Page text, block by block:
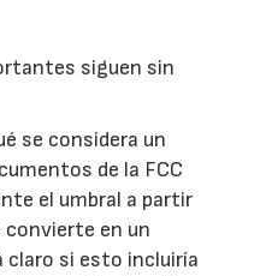
siguen sin
se considera un
de la FCC
el umbral a partir
convierte en un
claro si esto incluiría